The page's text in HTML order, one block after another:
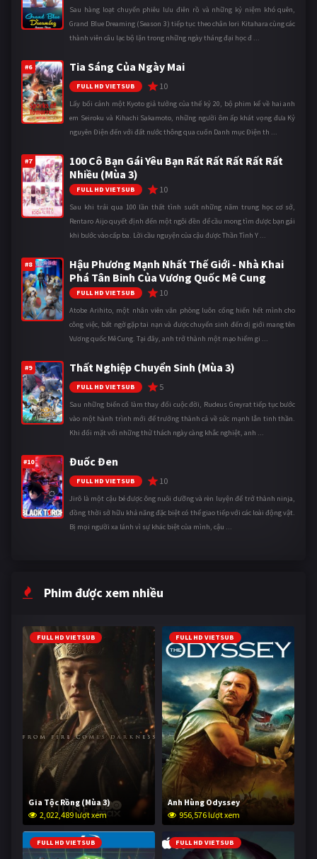
Sau hàng loạt chuyến phiêu lưu điên rồ và những kỷ niệm khó quên,
Grand Blue Dreaming (Season 3) tiếp tục theo chân Iori Kitahara cùng các
thành viên câu lạc bộ lặn trong những ngày tháng đại học đ ...
#6 Tia Sáng Của Ngày Mai
FULL HD VIETSUB 10
Lấy bối cảnh một Kyoto giả tưởng của thế kỷ 20, bộ phim kể về hai anh
em Seiroku và Kihachi Sakamoto, những người ôm ấp khát vọng đưa Kỷ
nguyên Điện đến với đất nước thông qua cuốn Danh mục Điện th ...
#7
100 Cô Bạn Gái Yêu Bạn Rất Rất Rất Rất Rất
Nhiều (Mùa 3)
FULL HD VIETSUB 10
Sau khi trải qua 100 lần thất tình suốt những năm trung học cơ sở,
Rentaro Aijo quyết định đến một ngôi đền để cầu mong tìm được bạn gái
khi bước vào cấp ba. Lời cầu nguyện của cậu được Thần Tình Y ...
#8
Hậu Phương Mạnh Nhất Thế Giới - Nhà Khai
Phá Tân Binh Của Vương Quốc Mê Cung
FULL HD VIETSUB 10
Atobe Arihito, một nhân viên văn phòng luôn cống hiến hết mình cho
công việc, bất ngờ gặp tai nạn và được chuyển sinh đến dị giới mang tên
Vương quốc Mê Cung. Tại đây, anh trở thành một mạo hiểm gi ...
#9 Thất Nghiệp Chuyển Sinh (Mùa 3)
FULL HD VIETSUB 5
Sau những biến cố làm thay đổi cuộc đời, Rudeus Greyrat tiếp tục bước
vào một hành trình mới để trưởng thành cả về sức mạnh lẫn tinh thần.
Khi đối mặt với những thử thách ngày càng khắc nghiệt, anh ...
#10 Đuốc Đen
FULL HD VIETSUB 10
Jirô là một cậu bé được ông nuôi dưỡng và rèn luyện để trở thành ninja,
đồng thời sở hữu khả năng đặc biệt có thể giao tiếp với các loài động vật.
Bị mọi người xa lánh vì sự khác biệt của mình, cậu ...
Phim được xem nhiều
FULL HD VIETSUB
Gia Tộc Rồng (Mùa 3)
2,022,489 lượt xem
FULL HD VIETSUB
Anh Hùng Odyssey
956,576 lượt xem
FULL HD VIETSUB FULL HD VIETSUB